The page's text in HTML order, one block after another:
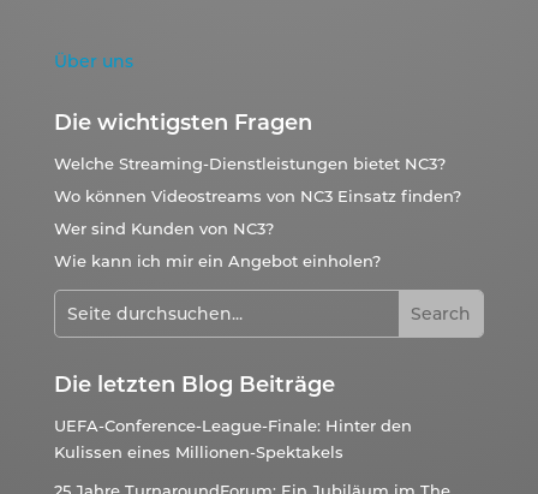
Über uns
Die wichtigsten Fragen
Welche Streaming-Dienstleistungen bietet NC3?
Wo können Videostreams von NC3 Einsatz finden?
Wer sind Kunden von NC3?
Wie kann ich mir ein Angebot einholen?
Die letzten Blog Beiträge
UEFA-Conference-League-Finale: Hinter den
Kulissen eines Millionen-Spektakels